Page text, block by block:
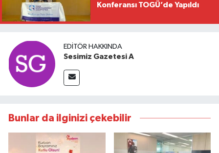
Konferansı TOGÜ’de Yapıldı
EDITÖR HAKKINDA
Sesimiz Gazetesi A
Bunlar da ilginizi çekebilir